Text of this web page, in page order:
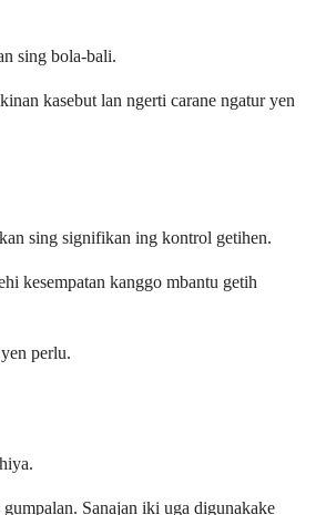
sing bola-bali.
kasebut lan ngerti carane ngatur yen
sing signifikan ing kontrol getihen.
kesempatan kanggo mbantu getih
perlu.
Sanajan iki uga digunakake